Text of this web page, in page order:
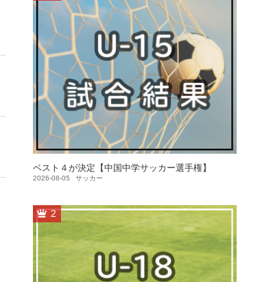
ベスト４が決定【中国中学サッカー選手権】
2026-08-05 サッカー
2